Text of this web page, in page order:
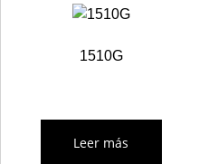
1510G
Leer más